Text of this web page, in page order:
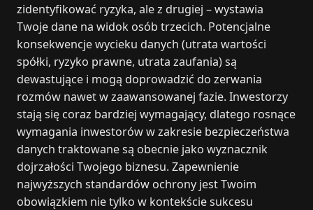
zidentyfikować ryzyka, ale z drugiej – wystawia
Twoje dane na widok osób trzecich. Potencjalne
konsekwencje wycieku danych (utrata wartości
spółki, ryzyko prawne, utrata zaufania) są
dewastujące i mogą doprowadzić do zerwania
rozmów nawet w zaawansowanej fazie. Inwestorzy
stają się coraz bardziej wymagający, dlatego rosnące
wymagania inwestorów w zakresie bezpieczeństwa
danych traktowane są obecnie jako wyznacznik
dojrzałości Twojego biznesu. Zapewnienie
najwyższych standardów ochrony jest Twoim
obowiązkiem nie tylko w kontekście sukcesu